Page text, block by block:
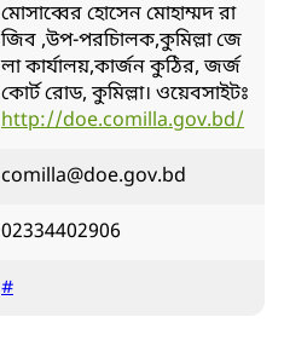
মোসাব্বের হোসেন মোহাম্মদ রা
জিব ,উপ-পরচিালক,কুমিল্লা জে
লা কার্যালয়,কার্জন কুঠির, জর্জ
কোর্ট রোড, কুমিল্লা। ওয়েবসাইটঃ
http://doe.comilla.gov.bd/
comilla@doe.gov.bd
02334402906
#